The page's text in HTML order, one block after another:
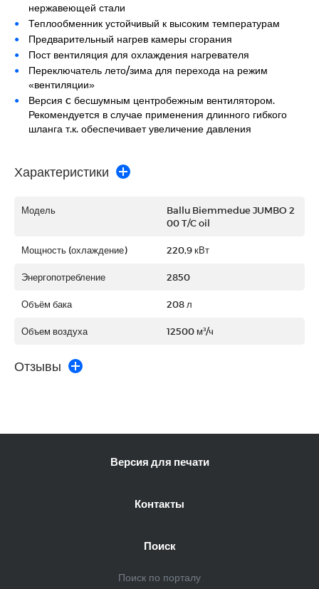
нержавеющей стали
Теплообменник устойчивый к высоким температурам
Предварительный нагрев камеры сгорания
Пост вентиляция для охлаждения нагревателя
Переключатель лето/зима для перехода на режим
«вентиляции»
Версия c бесшумным центробежным вентилятором.
Рекомендуется в случае применения длинного гибкого
шланга т.к. обеспечивает увеличение давления
Характеристики
Модель
Ballu Biemmedue JUMBO 2
00 T/C oil
Мощность (охлаждение) 220,9 кВт
Энергопотребление 2850
Объём бака 208 л
Объем воздуха 12500 м³/ч
Отзывы
Версия для печати
Контакты
Поиск
Поиск по порталу